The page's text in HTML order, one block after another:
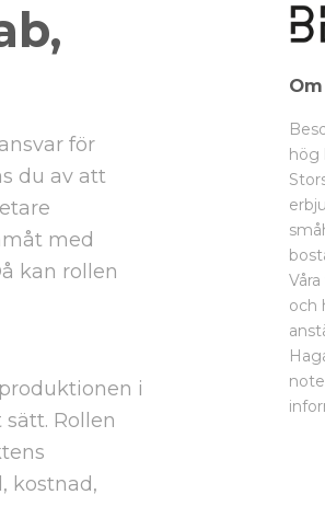
för
du av att
med
kan rollen
i
Rollen
kostnad,
hög
och